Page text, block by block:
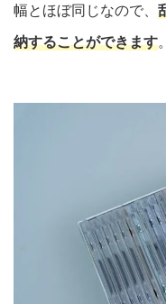
幅とほぼ同じなので、
納することができます。